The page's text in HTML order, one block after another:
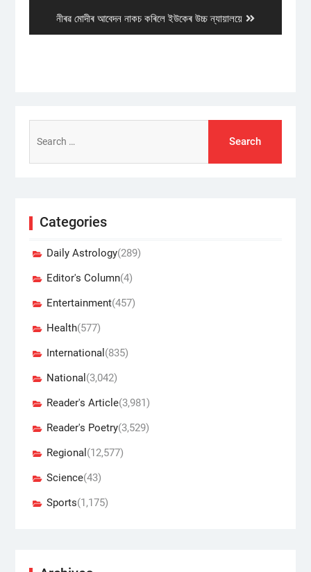
Next
post:
নীৰৱ মোদীৰ আবেদন নাকচ কৰিলে ইউকেৰ উচ্চ ন্যায়ালয়ে
for:
Categories
Daily Astrology(289)
Editor's Column(4)
Entertainment(457)
Health(577)
International (835)
National (3,042)
Reader's Article(3,981)
Reader's Poetry(3,529)
Regional (12,577)
Science(43)
Sports(1,175)